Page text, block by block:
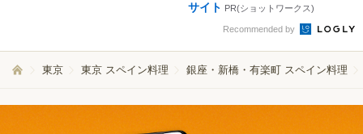
サイト PR(ショットワークス)
Recommended by
東京 東京 スペイン料理 銀座・新橋・有楽町 スペイン料理